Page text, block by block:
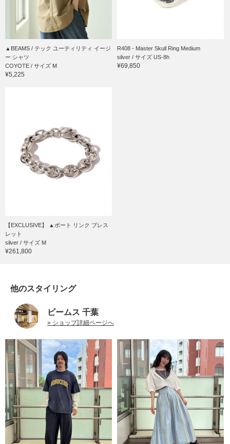
▲BEAMS / テック ユーティリティ イージ
ー シャツ
COYOTE / サイズ M
¥5,225
R408 - Master Skull Ring Medium
silver / サイズ US-8h
¥69,850
【EXCLUSIVE】 ▲ボート リンク ブレス
レット
silver / サイズ M
¥261,800
他のスタイリング
ビームス 千葉
» ショップ詳細ページへ